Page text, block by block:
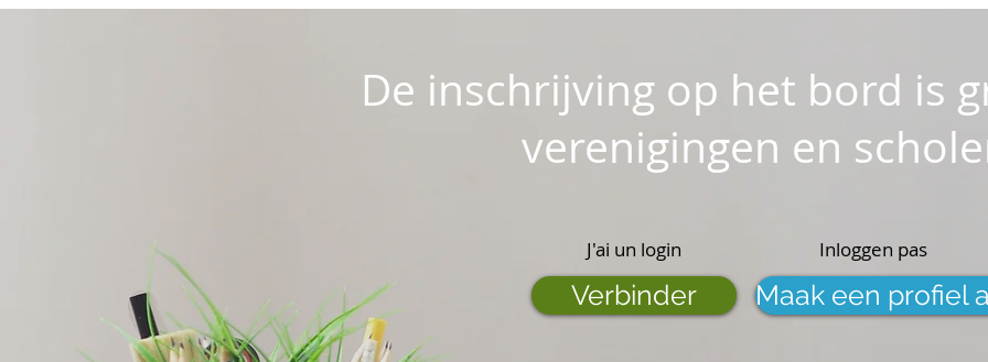
De inschrijving op het bord is
verenigingen en
J'ai un login
Verbinder
Inloggen pas
Maak een profiel